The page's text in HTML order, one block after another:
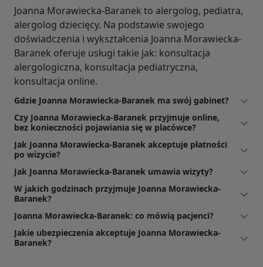
Joanna Morawiecka-Baranek to alergolog, pediatra,
alergolog dziecięcy. Na podstawie swojego
doświadczenia i wykształcenia Joanna Morawiecka-
Baranek oferuje usługi takie jak: konsultacja
alergologiczna, konsultacja pediatryczna,
konsultacja online.
Gdzie Joanna Morawiecka-Baranek ma swój gabinet?
Czy Joanna Morawiecka-Baranek przyjmuje online,
bez konieczności pojawiania się w placówce?
Jak Joanna Morawiecka-Baranek akceptuje płatności
po wizycie?
Jak Joanna Morawiecka-Baranek umawia wizyty?
W jakich godzinach przyjmuje Joanna Morawiecka-
Baranek?
Joanna Morawiecka-Baranek: co mówią pacjenci?
Jakie ubezpieczenia akceptuje Joanna Morawiecka-
Baranek?